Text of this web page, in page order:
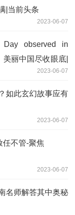
|当前头条
2023-06-07
Day observed in
丽中国尽收眼底|
2023-06-07
如此玄幻故事应有
2023-06-07
任不管-聚焦
2023-06-07
名师解答其中奥秘